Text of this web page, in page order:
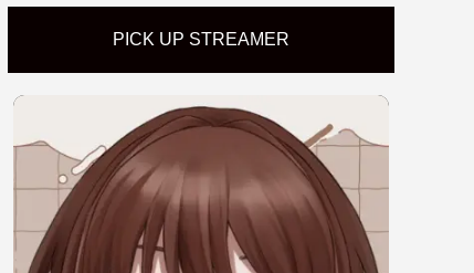
PICK UP STREAMER